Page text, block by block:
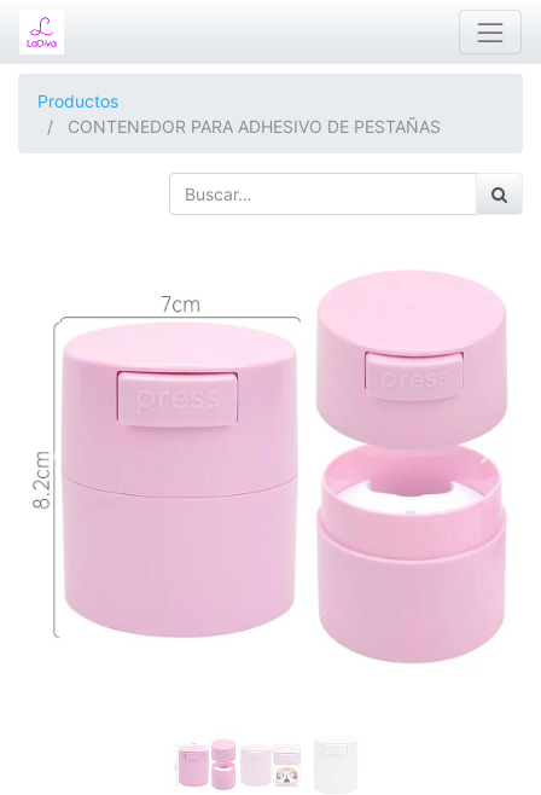
Productos
CONTENEDOR PARA ADHESIVO DE PESTAÑAS